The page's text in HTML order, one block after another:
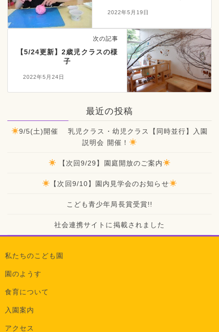
2022年5月19日
次の記事
【5/24更新】2歳児クラスの様
子
2022年5月24日
最近の投稿
9/5(土)開催 乳児クラス・幼児クラス【同時並行】入園
説明会 開催！
【次回9/29】園庭開放のご案内
【次回9/10】園内見学会のお知らせ
こども青少年局長賞受賞!!
社会連携サイトに掲載されました
私たちのこども園
園のようす
食育について
入園案内
アクセス